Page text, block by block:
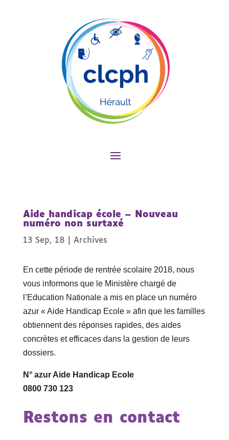
Aide handicap école – Nouveau
numéro non surtaxé
13 Sep, 18 Archives
En cette période de rentrée scolaire 2018, nous
vous informons que le Ministère chargé de
l’Education Nationale a mis en place un numéro
azur « Aide Handicap Ecole » afin que les familles
obtiennent des réponses rapides, des aides
concrètes et efficaces dans la gestion de leurs
dossiers.
N° azur Aide Handicap Ecole
0800 730 123
Restons en contact